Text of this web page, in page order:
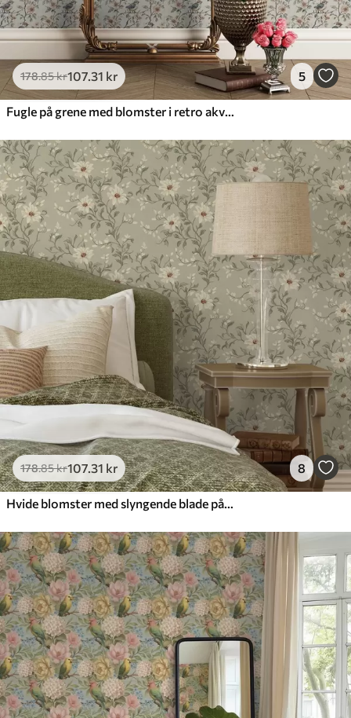
178.85kr107.31 kr 5
Fugle på grene med blomster i retro akvarel-stil
178.85kr107.31 kr 8
Hvide blomster med slyngende blade på lys baggrund